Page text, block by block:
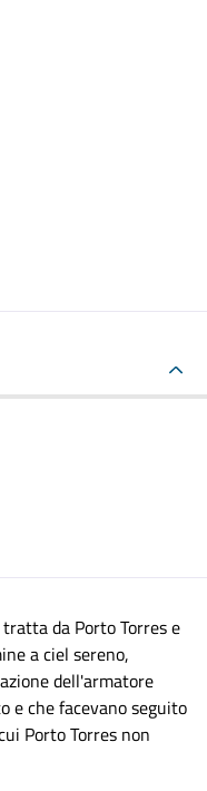
da Porto Torres e
a ciel sereno,
dell'armatore
e che facevano seguito
Porto Torres non